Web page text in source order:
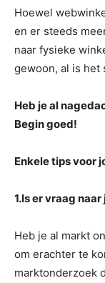
Hoewel
en er steeds
naar fysieke
gewoon, al is het
Heb je al
Begin goed!
Enkele tips voor
1.Is er vraag
Heb je al markt
om erachter te
marktonderzoek